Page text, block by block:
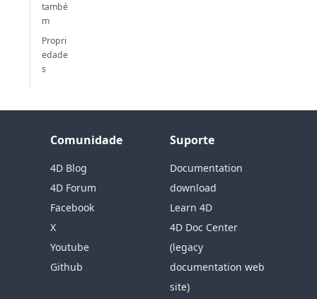
també
m
Propri
edade
s
Comunidade
4D Blog
4D Forum
Facebook
X
Youtube
Github
Suporte
Documentation
download
Learn 4D
4D Doc Center
(legacy
documentation web
site)